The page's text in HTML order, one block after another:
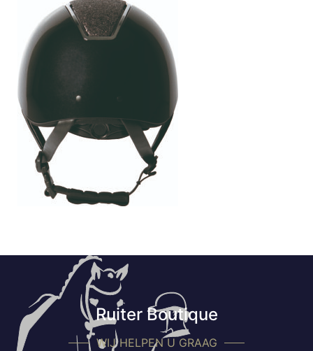
Ruiter Boutique
WIJ HELPEN U GRAAG